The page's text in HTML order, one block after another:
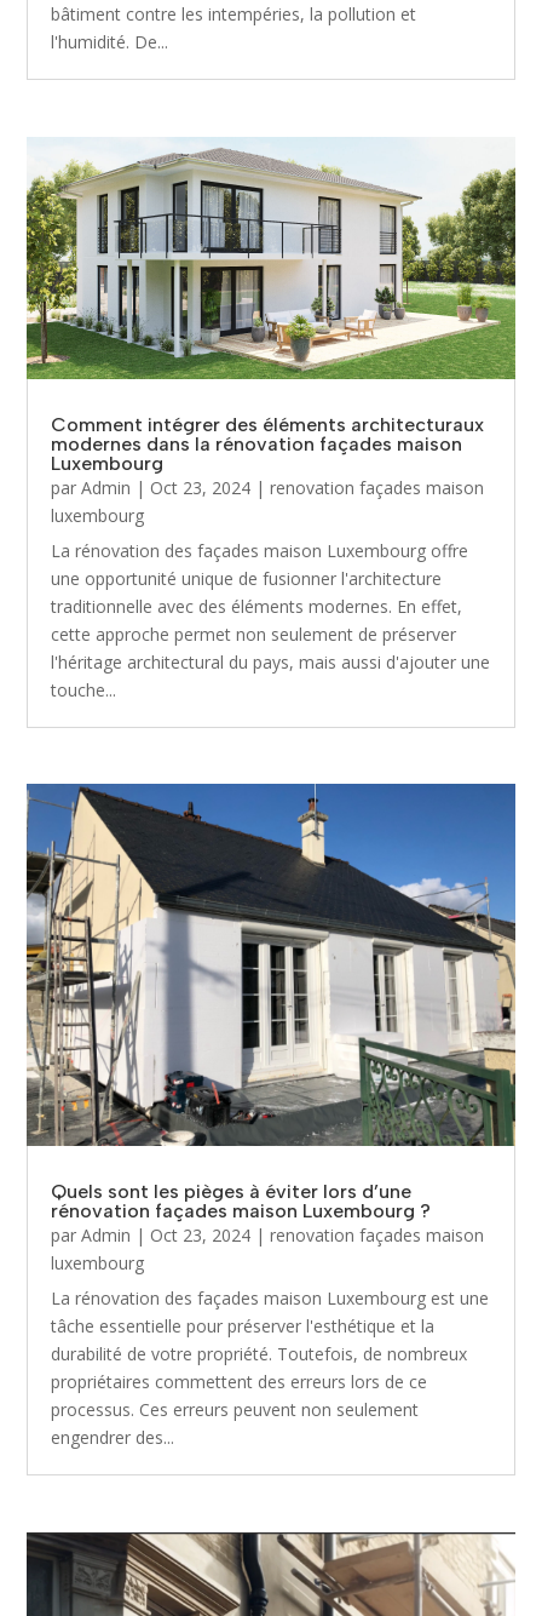
bâtiment contre les intempéries, la pollution et
l'humidité. De...
Comment intégrer des éléments architecturaux
modernes dans la rénovation façades maison
Luxembourg
parAdmin | Oct 23, 2024 |renovation façades maison
luxembourg
La rénovation des façades maison Luxembourg offre
une opportunité unique de fusionner l'architecture
traditionnelle avec des éléments modernes. En effet,
cette approche permet non seulement de préserver
l'héritage architectural du pays, mais aussi d'ajouter une
touche...
Quels sont les pièges à éviter lors d’une
rénovation façades maison Luxembourg ?
parAdmin | Oct 23, 2024 |renovation façades maison
luxembourg
La rénovation des façades maison Luxembourg est une
tâche essentielle pour préserver l'esthétique et la
durabilité de votre propriété. Toutefois, de nombreux
propriétaires commettent des erreurs lors de ce
processus. Ces erreurs peuvent non seulement
engendrer des...